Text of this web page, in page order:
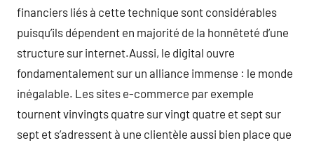
financiers liés à cette technique sont considérables
puisqu’ils dépendent en majorité de la honnêteté d’une
structure sur internet.Aussi, le digital ouvre
fondamentalement sur un alliance immense : le monde
inégalable. Les sites e-commerce par exemple
tournent vinvingts quatre sur vingt quatre et sept sur
sept et s’adressent à une clientèle aussi bien place que